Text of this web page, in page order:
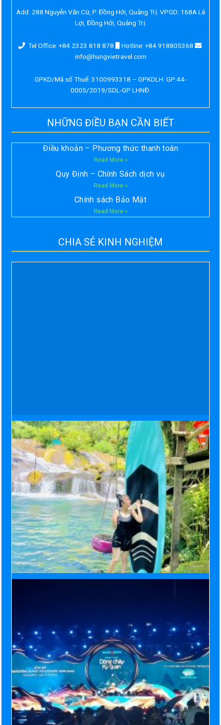
Add: 288 Nguyễn Văn Cừ, P. Đồng Hới, Quảng Trị. VPGD: 168A Lê
Lợi, Đồng Hới, Quảng Trị.
Tel Office: +84 2323 818 878
Hotline: +84 918805368
info@hungvietravel.com
GPKD/Mã số Thuế: 3100993318 – GPKDLH: GP:44-
0005/2019/SDL-GP LHNĐ.
NHỮNG ĐIỀU BẠN CẦN BIẾT
Điều khoản – Phương thức thanh toán
Read More »
Quy Định – Chính Sách dịch vụ
Read More »
Chính sách Bảo Mật
Read More »
CHIA SẺ KINH NGHIỆM